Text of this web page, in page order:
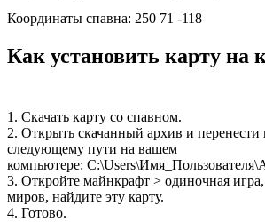
Координаты спавна: 250 71 -118
Как установить карту на
1. Скачать карту со спавном.
2. Открыть скачанный архив и перенести
следующему пути на вашем
компьютере:
3. Откройте майнкрафт > одиночная
миров, найдите эту карту.
4. Готово.